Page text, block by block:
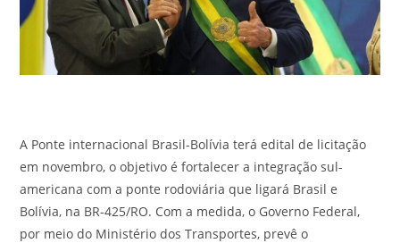
A Ponte internacional Brasil-Bolívia terá edital de licitação
em novembro, o objetivo é fortalecer a integração sul-
americana com a ponte rodoviária que ligará Brasil e
Bolívia, na BR-425/RO. Com a medida, o Governo Federal,
por meio do Ministério dos Transportes, prevê o